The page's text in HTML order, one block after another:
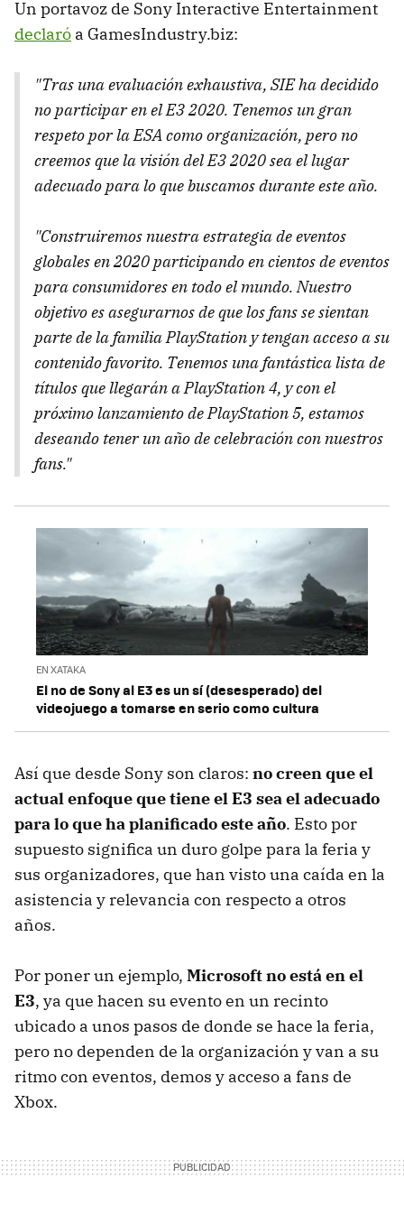
Un portavoz de Sony Interactive Entertainment
declaró a GamesIndustry.biz:
"Tras una evaluación exhaustiva, SIE ha decidido
no participar en el E3 2020. Tenemos un gran
respeto por la ESA como organización, pero no
creemos que la visión del E3 2020 sea el lugar
adecuado para lo que buscamos durante este año.
"Construiremos nuestra estrategia de eventos
globales en 2020 participando en cientos de eventos
para consumidores en todo el mundo. Nuestro
objetivo es asegurarnos de que los fans se sientan
parte de la familia PlayStation y tengan acceso a su
contenido favorito. Tenemos una fantástica lista de
títulos que llegarán a PlayStation 4, y con el
próximo lanzamiento de PlayStation 5, estamos
deseando tener un año de celebración con nuestros
fans."
EN XATAKA
El no de Sony al E3 es un sí (desesperado) del
videojuego a tomarse en serio como cultura
Así que desde Sony son claros: no creen que el
actual enfoque que tiene el E3 sea el adecuado
para lo que ha planificado este año. Esto por
supuesto significa un duro golpe para la feria y
sus organizadores, que han visto una caída en la
asistencia y relevancia con respecto a otros
años.
Por poner un ejemplo, Microsoft no está en el
E3, ya que hacen su evento en un recinto
ubicado a unos pasos de donde se hace la feria,
pero no dependen de la organización y van a su
ritmo con eventos, demos y acceso a fans de
Xbox.